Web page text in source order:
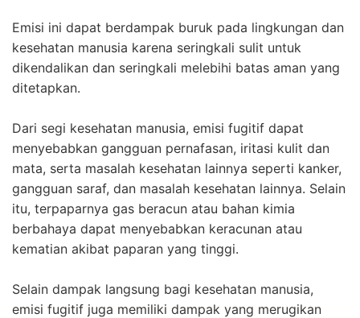
Emisi ini dapat berdampak buruk pada lingkungan dan
kesehatan manusia karena seringkali sulit untuk
dikendalikan dan seringkali melebihi batas aman yang
ditetapkan.
Dari segi kesehatan manusia, emisi fugitif dapat
menyebabkan gangguan pernafasan, iritasi kulit dan
mata, serta masalah kesehatan lainnya seperti kanker,
gangguan saraf, dan masalah kesehatan lainnya. Selain
itu, terpaparnya gas beracun atau bahan kimia
berbahaya dapat menyebabkan keracunan atau
kematian akibat paparan yang tinggi.
Selain dampak langsung bagi kesehatan manusia,
emisi fugitif juga memiliki dampak yang merugikan